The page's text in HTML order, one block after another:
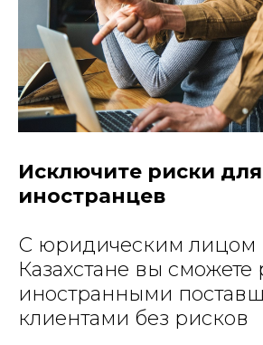
Исключите риски для
иностранцев
С юридическим лицом
Казахстане вы сможете
иностранными
клиентами без рисков